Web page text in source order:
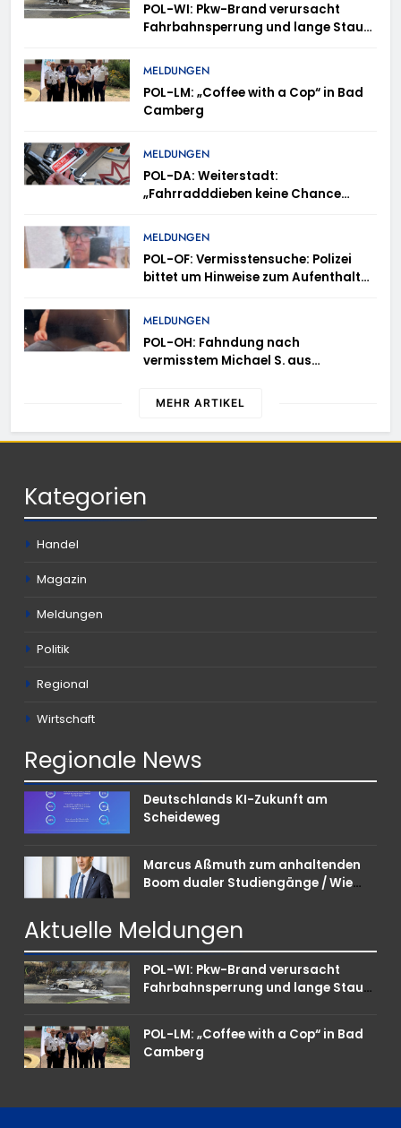
POL-WI: Pkw-Brand verursacht
Fahrbahnsperrung und lange Staus
MELDUNGEN
POL-LM: „Coffee with a Cop“ in Bad
Camberg
MELDUNGEN
POL-DA: Weiterstadt:
„Fahrradddieben keine Chance
Anmeldung erforderlich
MELDUNGEN
POL-OF: Vermisstensuche: Polizei
bittet um Hinweise zum Aufenthalt
MELDUNGEN
POL-OH: Fahndung nach
vermisstem Michael S. aus
MEHR ARTIKEL
Kategorien
Handel
Magazin
Meldungen
Politik
Regional
Wirtschaft
Regionale News
Deutschlands KI-Zukunft am
Scheideweg
Marcus Aßmuth zum anhaltenden
Boom dualer Studiengänge / Wie
punkten können
Aktuelle Meldungen
POL-WI: Pkw-Brand verursacht
Fahrbahnsperrung und lange Staus
POL-LM: „Coffee with a Cop“ in Bad
Camberg